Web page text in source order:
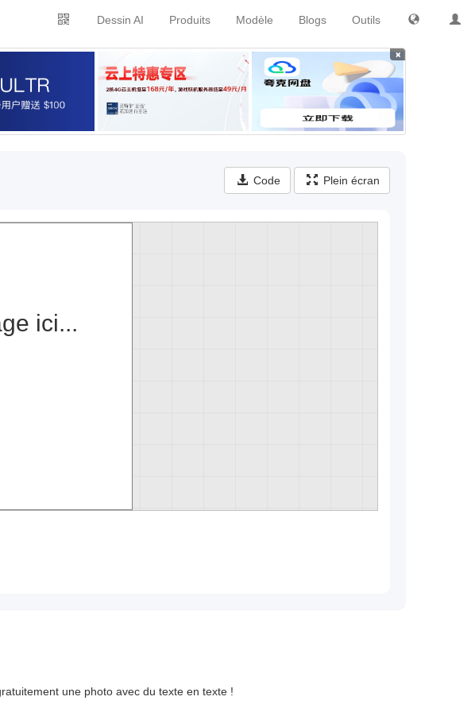
Outils
Blogs
Modèle
Produits
Dessin AI
×
Code Plein écran
ici...
une photo avec du texte en texte !